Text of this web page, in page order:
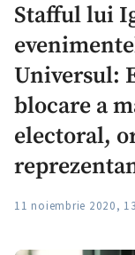
+1
Stafful lui
Universul:
blocare a
electoral,
11 noiembrie 2020,